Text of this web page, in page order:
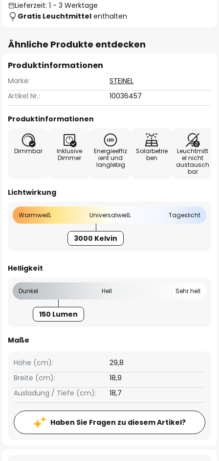
Lieferzeit: 1 - 3 Werktage
Gratis Leuchtmittel enthalten
Ähnliche Produkte entdecken
Produktinformationen
Marke:
STEINEL
Artikel Nr.:
10036457
Produktinformationen
Dimmbar
Inklusive
Dimmer
Energieeffiz
ient und
langlebig
Solarbetrie
ben
Leuchtmitt
el nicht
austausch
bar
Lichtwirkung
Warmweiß Universalweiß Tageslicht
3000 Kelvin
Helligkeit
Dunkel Hell Sehr hell
150 Lumen
Maße
Breite (cm): 18,9
Höhe (cm): 29,8
Ausladung / Tiefe (cm): 18,7
Haben Sie Fragen zu diesem Artikel?